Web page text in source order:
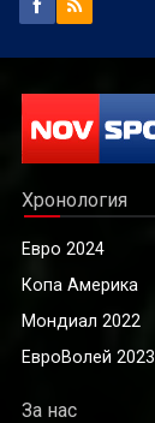
Хронология
Евро 2024
Копа Америка
Мондиал 2022
ЕвроВолей 2023
За нас